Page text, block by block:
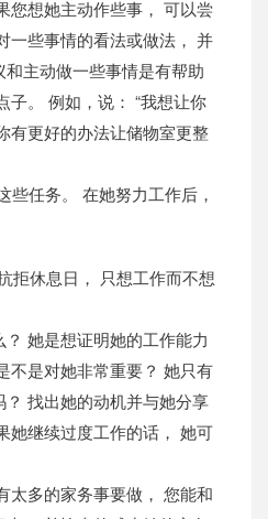
您想她主动作些事， 可以尝
一些事情的看法或做法， 并
主动做一些事情是有帮助
子。 例如，说： “我想让你
有更好的办法让储物室更整
些任务。 在她努力工作后，
拒休息日， 只想工作而不想
她是想证明她的工作能力
不是对她非常重要？ 她只有
找出她的动机并与她分享
她继续过度工作的话， 她可
太多的家务事要做， 您能和